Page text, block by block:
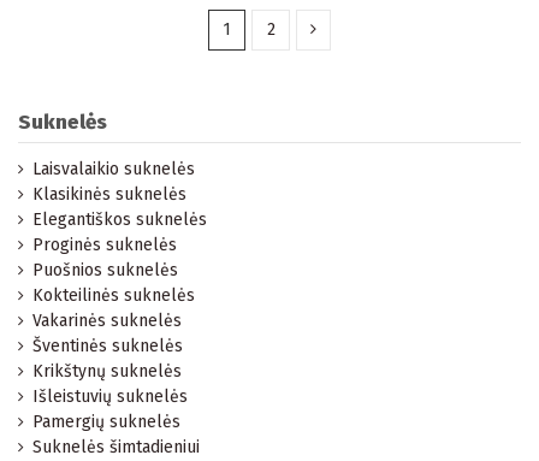
1 2
Suknelės
Laisvalaikio suknelės
Klasikinės suknelės
Elegantiškos suknelės
Proginės suknelės
Puošnios suknelės
Kokteilinės suknelės
Vakarinės suknelės
Šventinės suknelės
Krikštynų suknelės
Išleistuvių suknelės
Pamergių suknelės
Suknelės šimtadieniui